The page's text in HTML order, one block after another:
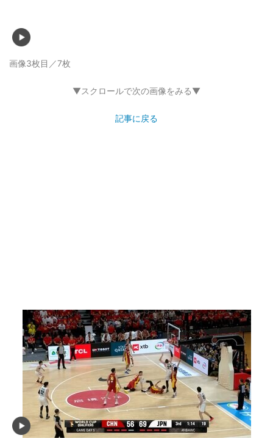
画像3枚目／7枚
▼スクロールで次の画像をみる▼
記事に戻る